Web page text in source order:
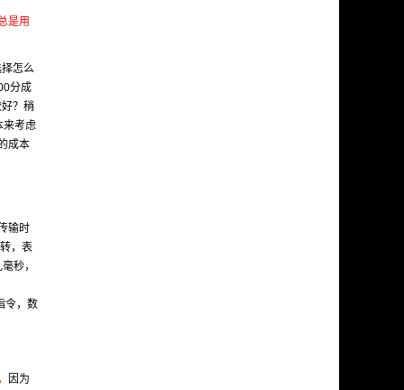
是用
怎么
分成
？稍
来考虑
成本
输时
，表
秒，
令，数
因为